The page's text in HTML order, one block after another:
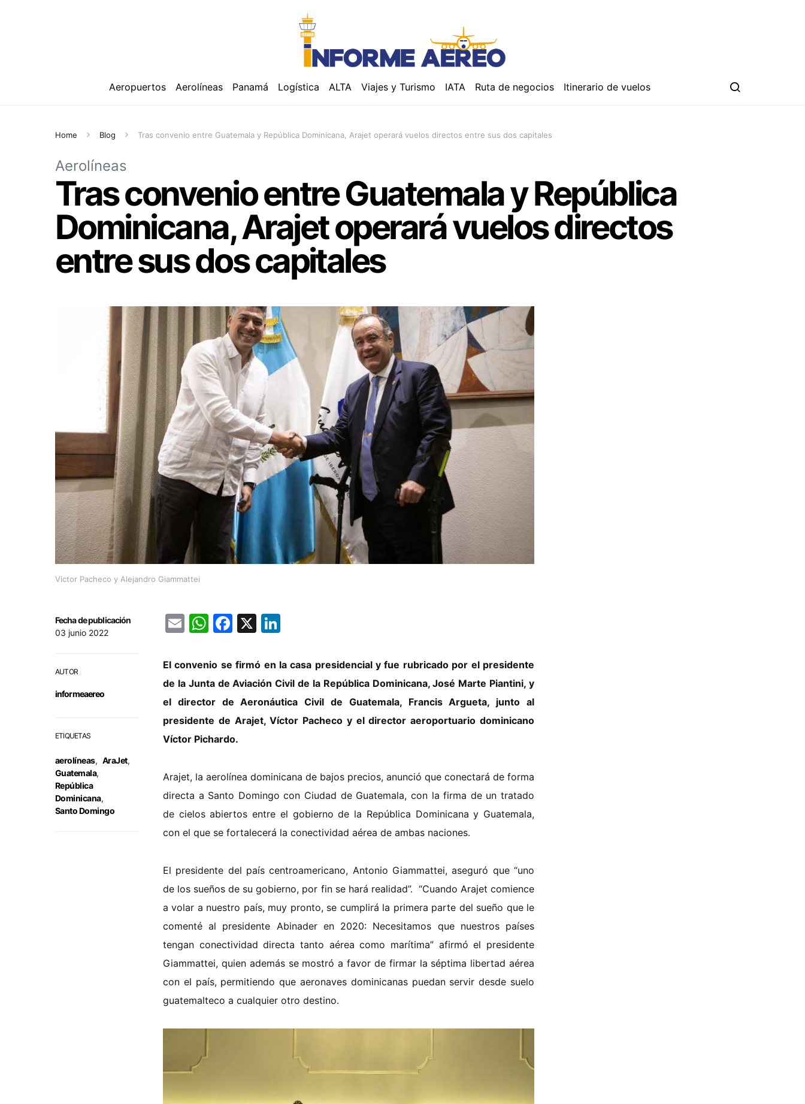
Aeropuertos Aerolíneas Panamá Logística ALTA Viajes y Turismo IATA Ruta de negocios Itinerario de vuelos
Home Blog Tras convenio entre Guatemala y República Dominicana, Arajet operará vuelos directos entre sus dos capitales
Aerolíneas
Tras convenio entre Guatemala y República
Dominicana, Arajet operará vuelos directos
entre sus dos capitales
Victor Pacheco y Alejandro Giammattei
Fecha de publicación
03 junio 2022
AUTOR
informeaereo
ETIQUETAS
aerolíneas, AraJet,
Guatemala,
República
Dominicana,
Santo Domingo
EmailWhatsApp
Facebook
X
El convenio se firmó en la casa presidencial y fue rubricado por el presidente
de la Junta de Aviación Civil de la República Dominicana, José Marte Piantini, y
el director de Aeronáutica Civil de Guatemala, Francis Argueta, junto al
presidente de Arajet, Víctor Pacheco y el director aeroportuario dominicano
Víctor Pichardo.
Arajet, la aerolínea dominicana de bajos precios, anunció que conectará de forma
directa a Santo Domingo con Ciudad de Guatemala, con la firma de un tratado
de cielos abiertos entre el gobierno de la República Dominicana y Guatemala,
con el que se fortalecerá la conectividad aérea de ambas naciones.
El presidente del país centroamericano, Antonio Giammattei, aseguró que “uno
de los sueños de su gobierno, por fin se hará realidad”. “Cuando Arajet comience
a volar a nuestro país, muy pronto, se cumplirá la primera parte del sueño que le
comenté al presidente Abinader en 2020: Necesitamos que nuestros países
tengan conectividad directa tanto aérea como marítima” afirmó el presidente
Giammattei, quien además se mostró a favor de firmar la séptima libertad aérea
con el país, permitiendo que aeronaves dominicanas puedan servir desde suelo
guatemalteco a cualquier otro destino.